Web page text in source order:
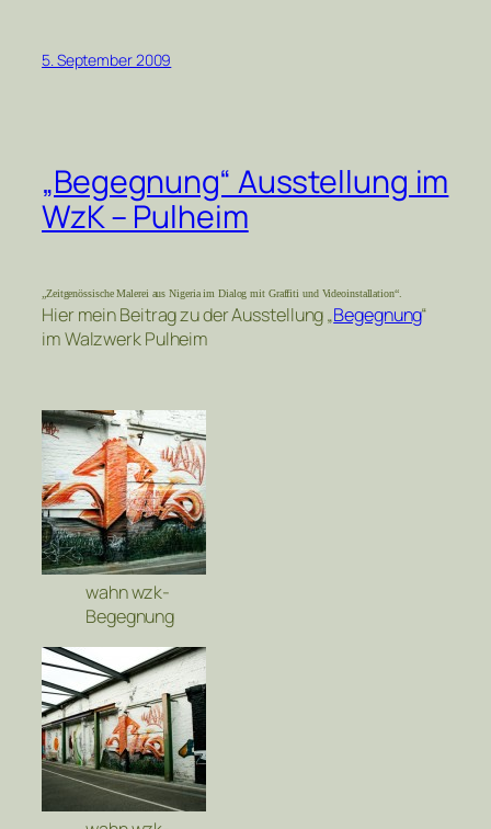
5. September 2009
„Begegnung“ Ausstellung im
WzK – Pulheim
„Zeitgenössische Malerei aus Nigeria im Dialog mit Graffiti und Videoinstallation“.
Hier mein Beitrag zu der Ausstellung „Begegnung“
im Walzwerk Pulheim
wahn wzk-
Begegnung